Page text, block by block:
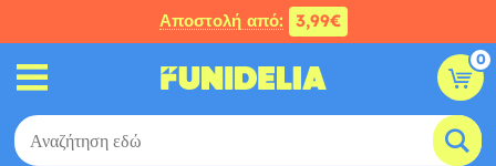
Αποστολή από: 3,99€
0